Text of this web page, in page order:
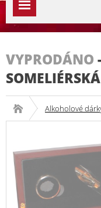
VYPRODÁNO -
Alkoholové